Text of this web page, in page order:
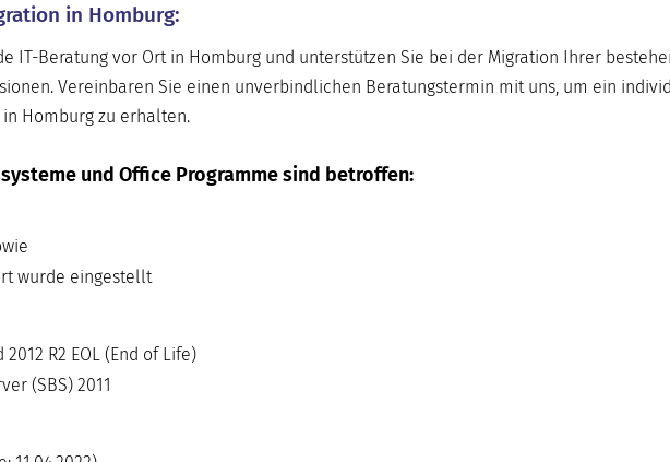
in Homburg:
IT-Beratung vor Ort in Homburg und unterstützen Sie bei der Migration Ihrer
Vereinbaren Sie einen unverbindlichen Beratungstermin mit uns, um ein
Homburg zu erhalten.
und Office Programme sind betroffen:
wurde eingestellt
R2 EOL (End of Life)
(SBS) 2011